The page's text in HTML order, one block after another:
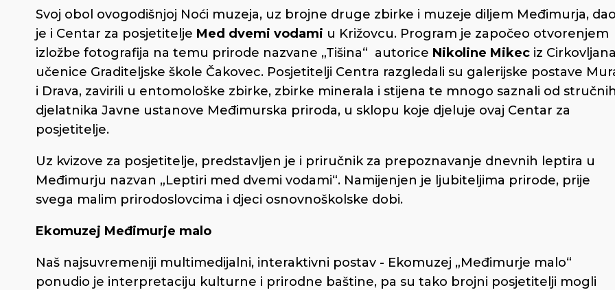
Svoj obol ovogodišnjoj Noći muzeja, uz brojne druge zbirke i muzeje diljem Međimurja,
je i Centar za posjetitelje Med dvemi vodami u Križovcu. Program je započeo otvorenjem
izložbe fotografija na temu prirode nazvane „Tišina“ autorice Nikoline Mikec iz
učenice Graditeljske škole Čakovec. Posjetitelji Centra razgledali su galerijske postave
i Drava, zavirili u entomološke zbirke, zbirke minerala i stijena te mnogo saznali od
djelatnika Javne ustanove Međimurska priroda, u sklopu koje djeluje ovaj Centar za
posjetitelje.
Uz kvizove za posjetitelje, predstavljen je i priručnik za prepoznavanje dnevnih leptira u
Međimurju nazvan „Leptiri med dvemi vodami“. Namijenjen je ljubiteljima prirode, prije
svega malim prirodoslovcima i djeci osnovnoškolske dobi.
Ekomuzej Međimurje malo
Naš najsuvremeniji multimedijalni, interaktivni postav - Ekomuzej „Međimurje malo“
ponudio je interpretaciju kulturne i prirodne baštine, pa su tako brojni posjetitelji mogli